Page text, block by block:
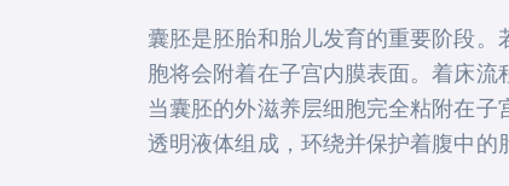
囊胚是胚胎和胎儿发育的重要阶段
胞将会附着在子宫内膜表面。着床
当囊胚的外滋养层细胞完全粘附在
透明液体组成，环绕并保护着腹中的